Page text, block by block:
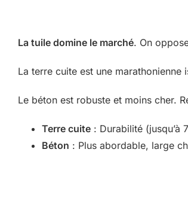
La tuile domine le marché. On
La terre cuite est une
Le béton est robuste et moins cher.
Terre cuite : Durabilité (jusqu’à
Béton : Plus abordable, large